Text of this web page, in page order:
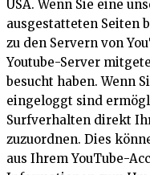
USA. Wenn Sie eine
ausgestatteten Seiten
zu den Servern von
Youtube-Server
besucht haben. Wenn
eingeloggt sind
Surfverhalten direkt
zuzuordnen. Dies
aus Ihrem YouTube-